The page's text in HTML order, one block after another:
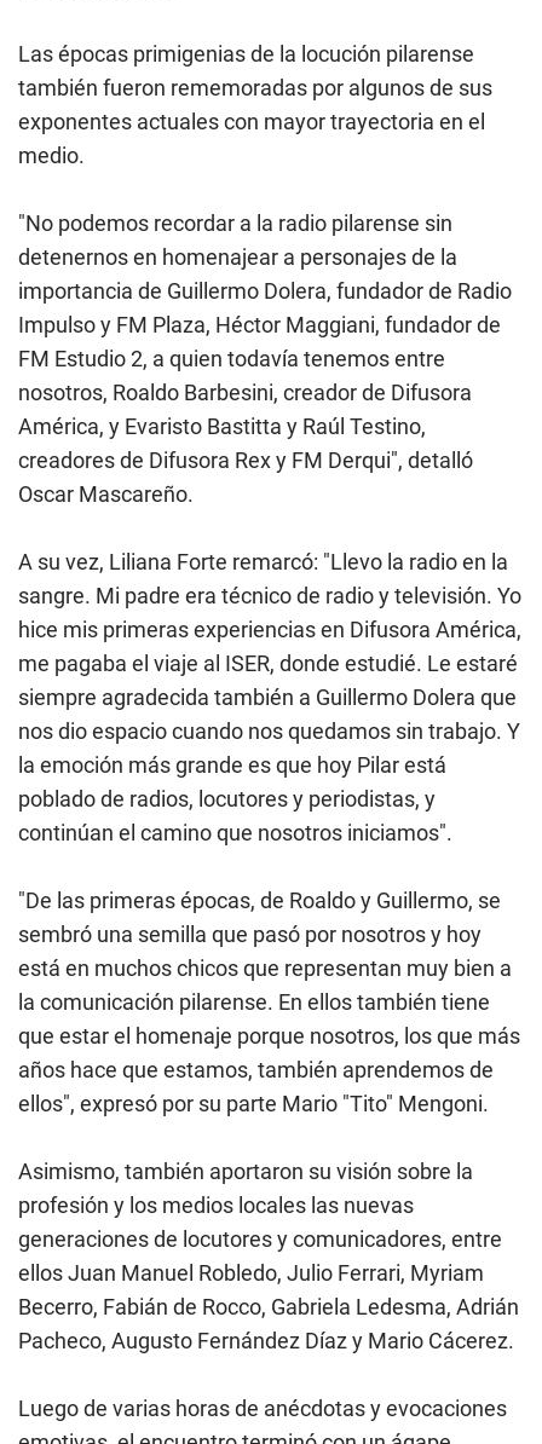
Las épocas primigenias de la locución pilarense
también fueron rememoradas por algunos de sus
exponentes actuales con mayor trayectoria en el
medio.
"No podemos recordar a la radio pilarense sin
detenernos en homenajear a personajes de la
importancia de Guillermo Dolera, fundador de Radio
Impulso y FM Plaza, Héctor Maggiani, fundador de
FM Estudio 2, a quien todavía tenemos entre
nosotros, Roaldo Barbesini, creador de Difusora
América, y Evaristo Bastitta y Raúl Testino,
creadores de Difusora Rex y FM Derqui", detalló
Oscar Mascareño.
A su vez, Liliana Forte remarcó: "Llevo la radio en la
sangre. Mi padre era técnico de radio y televisión. Yo
hice mis primeras experiencias en Difusora América,
me pagaba el viaje al ISER, donde estudié. Le estaré
siempre agradecida también a Guillermo Dolera que
nos dio espacio cuando nos quedamos sin trabajo. Y
la emoción más grande es que hoy Pilar está
poblado de radios, locutores y periodistas, y
continúan el camino que nosotros iniciamos".
"De las primeras épocas, de Roaldo y Guillermo, se
sembró una semilla que pasó por nosotros y hoy
está en muchos chicos que representan muy bien a
la comunicación pilarense. En ellos también tiene
que estar el homenaje porque nosotros, los que más
años hace que estamos, también aprendemos de
ellos", expresó por su parte Mario "Tito" Mengoni.
Asimismo, también aportaron su visión sobre la
profesión y los medios locales las nuevas
generaciones de locutores y comunicadores, entre
ellos Juan Manuel Robledo, Julio Ferrari, Myriam
Becerro, Fabián de Rocco, Gabriela Ledesma, Adrián
Pacheco, Augusto Fernández Díaz y Mario Cácerez.
Luego de varias horas de anécdotas y evocaciones